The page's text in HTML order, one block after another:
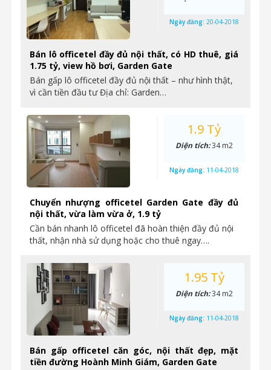
Bán lô officetel đầy đủ nội thất, có HD thuê, giá
1.75 tỷ, view hồ bơi, Garden Gate
Bán gấp lô officetel đầy đủ nội thất – như hình thật,
vì cần tiền đầu tư Địa chỉ: Garden…
Ngày đăng: 20-04-2018
Chuyển nhượng officetel Garden Gate đầy đủ
nội thất, vừa làm vừa ở, 1.9 tỷ
Cần bán nhanh lô officetel đã hoàn thiện đầy đủ nội
thất, nhận nhà sử dụng hoặc cho thuê ngay….
1.9 Tỷ
Diện tích:34 m2
Ngày đăng: 11-04-2018
Bán gấp officetel căn góc, nội thất đẹp, mặt
tiền đường Hoành Minh Giám, Garden Gate
1.95 Tỷ
Diện tích:34 m2
Ngày đăng: 11-04-2018